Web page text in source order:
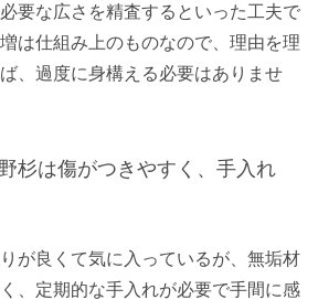
要な広さを精査するといった工夫で
は仕組み上のものなので、理由を理
、過度に身構える必要はありませ
杉は傷がつきやすく、手入れ
が良くて気に入っているが、無垢材
、定期的な手入れが必要で手間に感